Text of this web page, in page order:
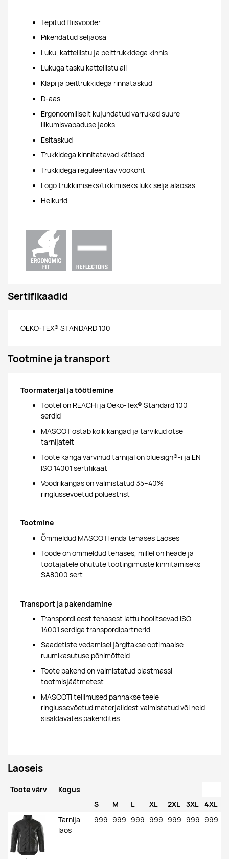
Tepitud fliisvooder
Pikendatud seljaosa
Luku, katteliistu ja peittrukkidega kinnis
Lukuga tasku katteliistu all
Klapi ja peittrukkidega rinnataskud
D-aas
Ergonoomiliselt kujundatud varrukad suure
liikumisvabaduse jaoks
Esitaskud
Trukkidega kinnitatavad kätised
Trukkidega reguleeritav vöökoht
Logo trükkimiseks/tikkimiseks lukk selja alaosas
Helkurid
Sertifikaadid
OEKO-TEX® STANDARD 100
Tootmine ja transport
Toormaterjal ja töötlemine
Tootel on REACHi ja Oeko-Tex® Standard 100
serdid
MASCOT ostab kõik kangad ja tarvikud otse
tarnijatelt
Toote kanga värvinud tarnijal on bluesign®-i ja EN
ISO 14001 sertifikaat
Voodrikangas on valmistatud 35–40%
ringlussevõetud polüestrist
Tootmine
Õmmeldud MASCOTI enda tehases Laoses
Toode on õmmeldud tehases, millel on heade ja
töötajatele ohutute töötingimuste kinnitamiseks
SA8000 sert
Transport ja pakendamine
Transpordi eest tehasest lattu hoolitsevad ISO
14001 serdiga transpordipartnerid
Saadetiste vedamisel järgitakse optimaalse
ruumikasutuse põhimõtteid
Toote pakend on valmistatud plastmassi
tootmisjäätmetest
MASCOTI tellimused pannakse teele
ringlussevõetud materjalidest valmistatud või neid
sisaldavates pakendites
Laoseis
Toote värv
Kogus
S
M L XL 2XL 3XL 4XL
Tarnija
laos
999 999 999 999 999 999 999